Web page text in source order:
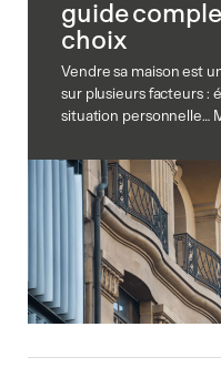
guide
choix
Vendre sa maison est
sur plusieurs facteurs :
situation personnelle…